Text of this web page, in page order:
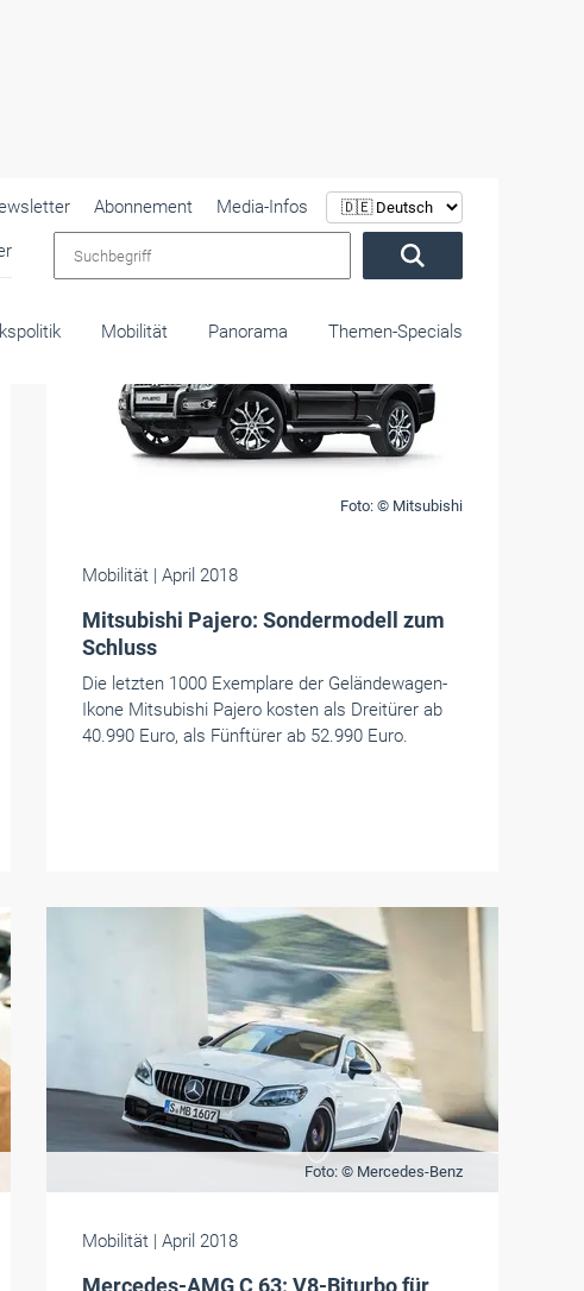
Abonnement
Media-Infos
Mobilität Panorama Themen-Specials
Foto: © Mitsubishi
Mobilität | April 2018
Mitsubishi Pajero: Sondermodell zum
Schluss
Die letzten 1000 Exemplare der Geländewagen-
Ikone Mitsubishi Pajero kosten als Dreitürer ab
40.990 Euro, als Fünftürer ab 52.990 Euro.
Foto: © Mercedes-Benz
Mobilität | April 2018
Mercedes-AMG C 63: V8-Biturbo für